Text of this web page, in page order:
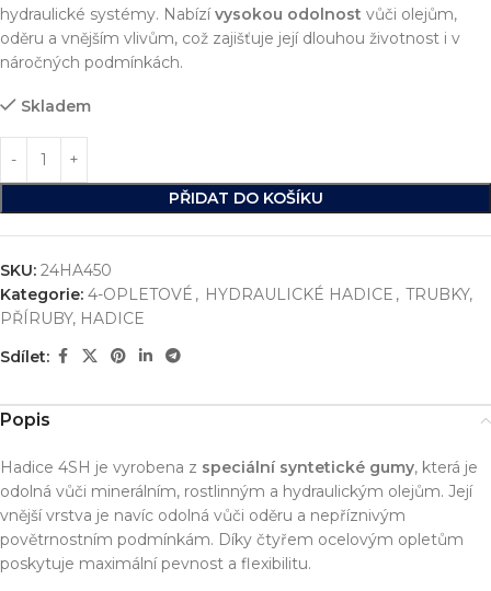
hydraulické systémy. Nabízívysokou odolnost vůči olejům,
oděru a vnějším vlivům, což zajišťuje její dlouhou životnost i v
náročných podmínkách.
Skladem
PŘIDAT DO KOŠÍKU
SKU: 24HA450
Kategorie: 4-OPLETOVÉ , HYDRAULICKÉ HADICE , TRUBKY,
PŘÍRUBY, HADICE
Sdílet:
Popis
Hadice 4SH je vyrobena z speciální syntetické gumy, která je
odolná vůči minerálním, rostlinným a hydraulickým olejům. Její
vnější vrstva je navíc odolná vůči oděru a nepříznivým
povětrnostním podmínkám. Díky čtyřem ocelovým opletům
poskytuje maximální pevnost a flexibilitu.